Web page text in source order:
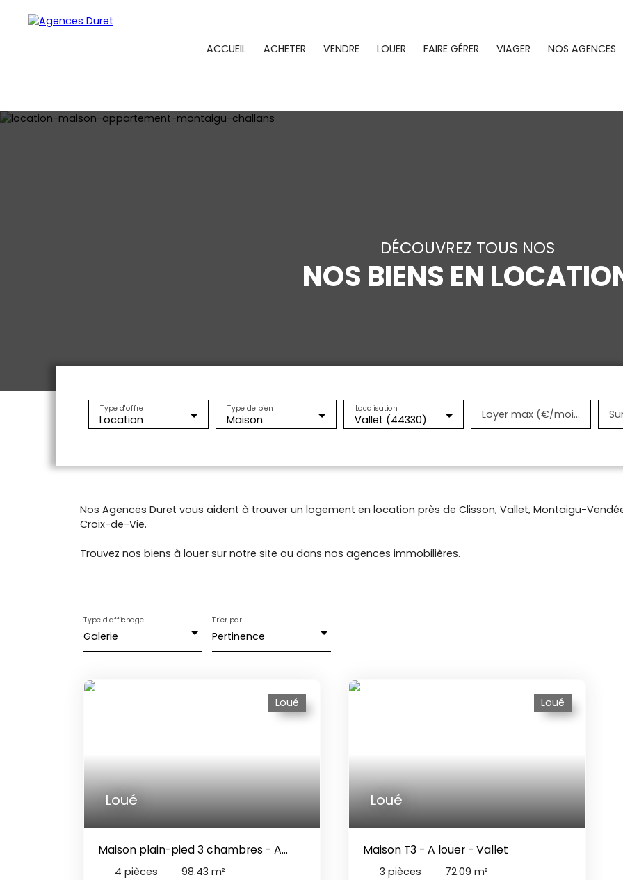
ACCUEIL ACHETER VENDRE LOUER FAIRE GÉRER VIAGER NOS AGENCES
DÉCOUVREZ TOUS NOS
NOS BIENS EN
Location
Type d'offre
Maison
Type de bien
Vallet (44330)
Localisation Loyer max (€/mois)
Nos Agences Duret vous aident à trouver un logement en location près de Clisson, Vallet, Montaigu-
Croix-de-Vie.
Trouvez nos biens à louer sur notre site ou dans nos agences immobilières.
Galerie
Type d'affichage
Pertinence
Trier par
Loué
Loué
Maison plain-pied 3 chambres - A
louer - Vallet
4 pièces 98.43 m²
Loué
Loué
Maison T3 - A louer - Vallet
3pièces 72.09m²